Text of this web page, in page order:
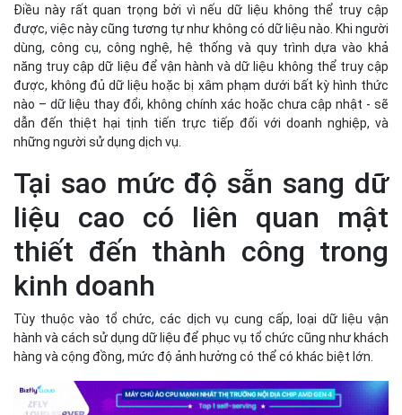
Điều này rất quan trọng bởi vì nếu dữ liệu không thể truy cập
được, việc này cũng tương tự như không có dữ liệu nào. Khi người
dùng, công cụ, công nghệ, hệ thống và quy trình dựa vào khả
năng truy cập dữ liệu để vận hành và dữ liệu không thể truy cập
được, không đủ dữ liệu hoặc bị xâm phạm dưới bất kỳ hình thức
nào – dữ liệu thay đổi, không chính xác hoặc chưa cập nhật - sẽ
dẫn đến thiệt hại tịnh tiến trực tiếp đối với doanh nghiệp, và
những người sử dụng dịch vụ.
Tại sao mức độ sẵn sang dữ
liệu cao có liên quan mật
thiết đến thành công trong
kinh doanh
Tùy thuộc vào tổ chức, các dịch vụ cung cấp, loại dữ liệu vận
hành và cách sử dụng dữ liệu để phục vụ tổ chức cũng như khách
hàng và cộng đồng, mức độ ảnh hưởng có thể có khác biệt lớn.